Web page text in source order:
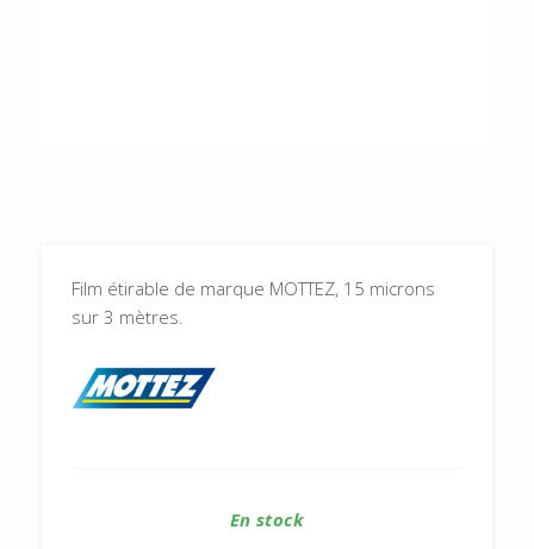
Film étirable de marque MOTTEZ, 15 microns
sur 3 mètres.
En stock